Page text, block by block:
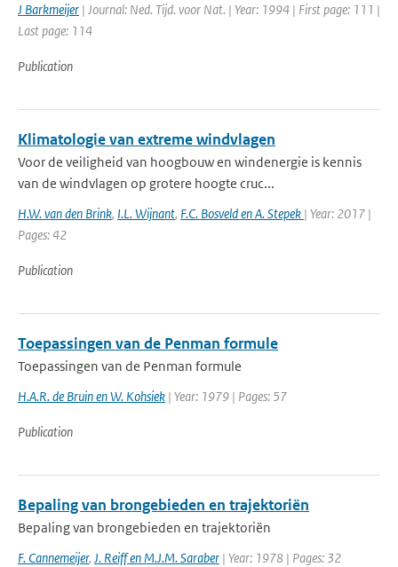
J Barkmeijer | Journal: Ned. Tijd. voor Nat. | Year: 1994 | First page: 111 |
Last page: 114
Publication
Klimatologie van extreme windvlagen
Voor de veiligheid van hoogbouw en windenergie is kennis
van de windvlagen op grotere hoogte cruc...
H.W. van den Brink, I.L. Wijnant, F.C. Bosveld en A. Stepek | Year: 2017 |
Pages: 42
Publication
Toepassingen van de Penman formule
Toepassingen van de Penman formule
H.A.R. de Bruin en W. Kohsiek | Year: 1979 | Pages: 57
Publication
Bepaling van brongebieden en trajektoriën
Bepaling van brongebieden en trajektoriën
F. Cannemeijer, J. Reiff en M.J.M. Saraber | Year: 1978 | Pages: 32